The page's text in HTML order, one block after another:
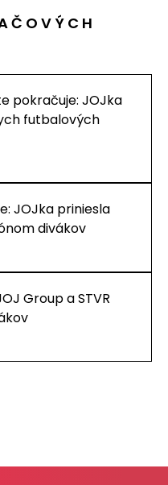
pokračuje: JOJka
futbalových
JOJka priniesla
divákov
Group a STVR